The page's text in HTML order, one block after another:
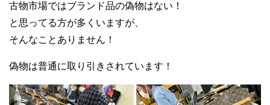
古物市場ではブランド品の偽物はない！
と思ってる方が多くいますが、
そんなことありません！
偽物は普通に取り引きされています！